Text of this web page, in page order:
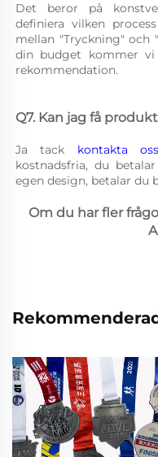
Det beror på
definiera vilken
mellan "Tryckning" och
din budget kommer
rekommendation.
Q7. Kan jag få
Ja tack kontakta
kostnadsfria, du
egen design, betalar du
Om du har fler